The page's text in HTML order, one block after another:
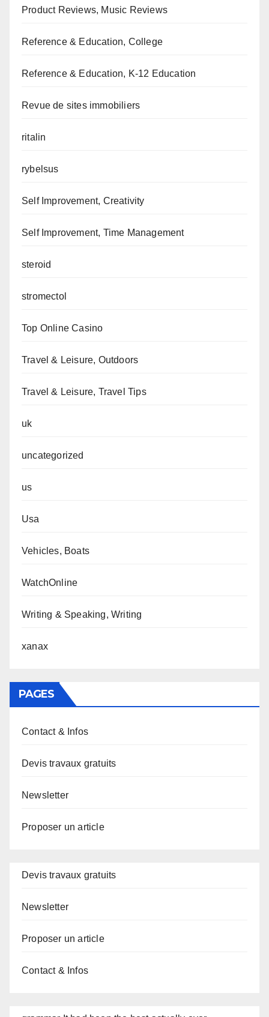
Product Reviews, Music Reviews
Reference & Education, College
Reference & Education, K-12 Education
Revue de sites immobiliers
ritalin
rybelsus
Self Improvement, Creativity
Self Improvement, Time Management
steroid
stromectol
Top Online Casino
Travel & Leisure, Outdoors
Travel & Leisure, Travel Tips
uk
uncategorized
us
Usa
Vehicles, Boats
WatchOnline
Writing & Speaking, Writing
xanax
PAGES
Contact & Infos
Devis travaux gratuits
Newsletter
Proposer un article
Devis travaux gratuits
Newsletter
Proposer un article
Contact & Infos